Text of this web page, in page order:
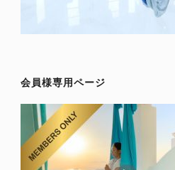
会員様専用ページ